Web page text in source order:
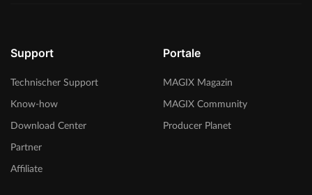
Support
Technischer Support
Know-how
Download Center
Partner
Affiliate
Portale
MAGIX Magazin
MAGIX Community
Producer Planet